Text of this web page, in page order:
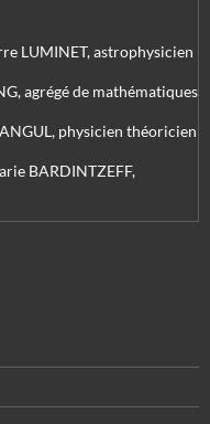
LUMINET, astrophysicien
agrégé de mathématiques
physicien théoricien
BARDINTZEFF,